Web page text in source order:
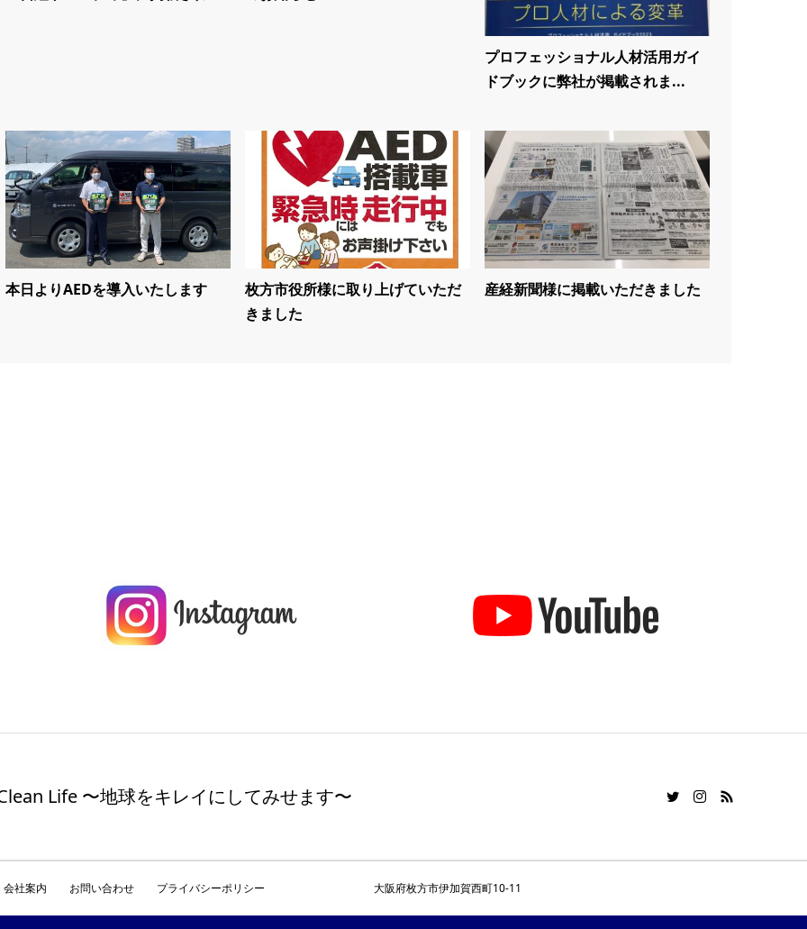
プロフェッショナル人材活用ガイ
ドブックに弊社が掲載されま...
本日よりAEDを導入いたします
枚方市役所様に取り上げていただ
きました
産経新聞様に掲載いただきました
Life 〜地球をキレイにしてみせます〜
会社案内 お問い合わせ プライバシーポリシー 大阪府枚方市伊加賀西町10-11